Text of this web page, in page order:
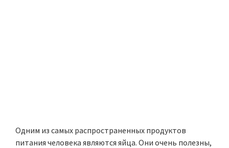
Одним из самых распространенных продуктов
питания человека являются яйца. Они очень полезны,